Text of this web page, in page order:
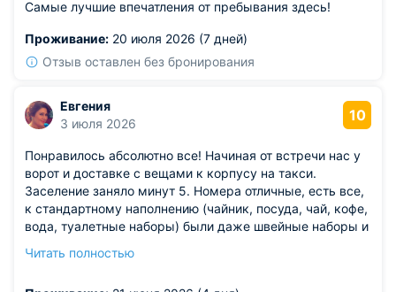
Самые лучшие впечатления от пребывания здесь!
Проживание: 20 июля 2026 (7 дней)
Отзыв оставлен без бронирования
Евгения
3 июля 2026
10
Понравилось абсолютно все! Начиная от встречи нас у
ворот и доставке с вещами к корпусу на такси.
Заселение заняло минут 5. Номера отличные, есть все,
к стандартному наполнению (чайник, посуда, чай, кофе,
вода, туалетные наборы) были даже швейные наборы и
вода с газом, шоколад. Ресторан выше всяких похвал.
Читать полностью